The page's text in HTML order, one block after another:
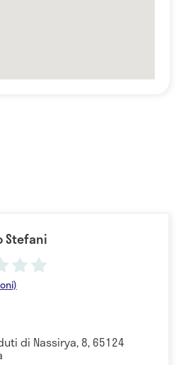
Stefani
di Nassirya, 8, 65124